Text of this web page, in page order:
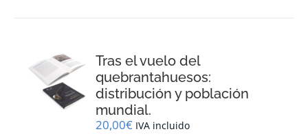
Tras el vuelo del
quebrantahuesos:
distribución y población
mundial.
20,00€ IVA incluido